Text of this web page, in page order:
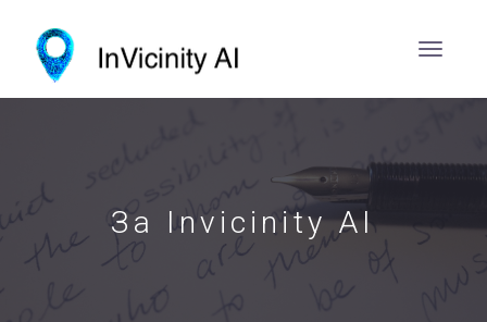
За Invicinity AI